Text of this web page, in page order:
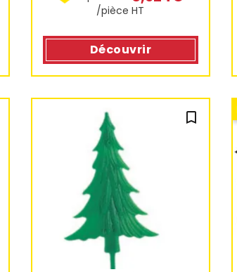
/pièce HT
Découvrir
bookmark_outline